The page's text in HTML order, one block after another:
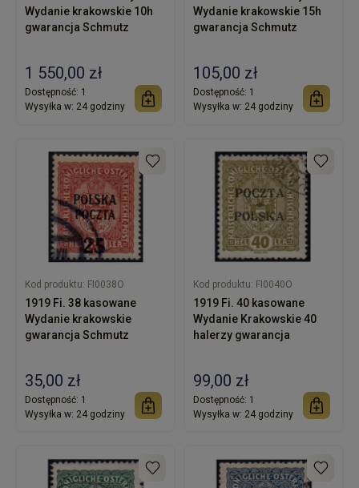
Wydanie krakowskie 10h
gwarancja Schmutz
1 550,00 zł
Dostępność: 1
Wysyłka w: 24 godziny
Wydanie krakowskie 15h
gwarancja Schmutz
105,00 zł
Dostępność: 1
Wysyłka w: 24 godziny
Kod produktu: FI0038O
1919 Fi. 38 kasowane
Wydanie krakowskie
gwarancja Schmutz
35,00 zł
Dostępność: 1
Wysyłka w: 24 godziny
Kod produktu: FI0040O
1919 Fi. 40 kasowane
Wydanie Krakowskie 40
halerzy gwarancja
99,00 zł
Dostępność: 1
Wysyłka w: 24 godziny